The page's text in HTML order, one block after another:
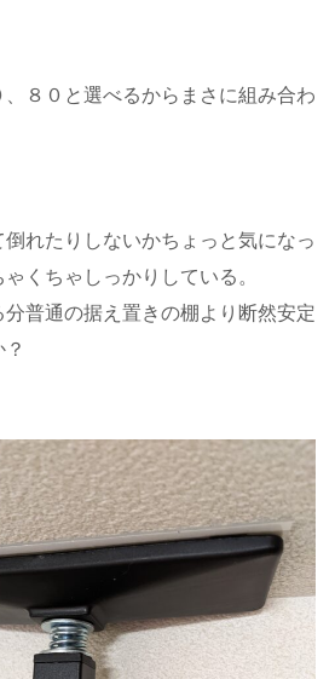
８０と選べるからまさに組み合わ
れたりしないかちょっと気になっ
くちゃしっかりしている。
分普通の据え置きの棚より断然安定